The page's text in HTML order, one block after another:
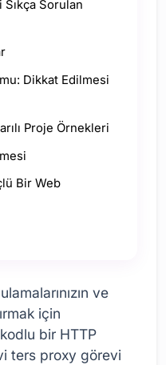
Sorulan
Dikkat Edilmesi
Proje Örnekleri
Bir Web
ve
için
bir HTTP
ters proxy görevi